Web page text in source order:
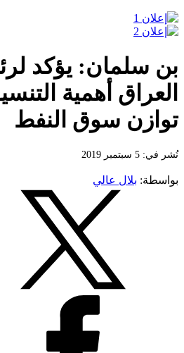
بن سلمان: يؤكد
العراق أهمية
توازن سوق النفط
نُشر في: 5 سبتمبر 2019
بواسطة: بلال عالي